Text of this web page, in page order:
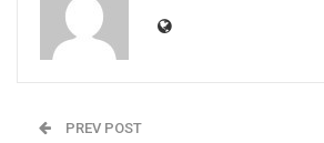
PREV POST